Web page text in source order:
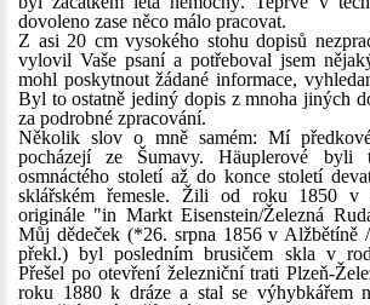
dovoleno zase něco málo pracovat.
Z asi 20 cm vysokého stohu dopisů
vylovil Vaše psaní a potřeboval jsem
mohl poskytnout žádané informace,
Byl to ostatně jediný dopis z mnoha jiných
za podrobné zpracování.
Několik slov o mně samém: Mí
pocházejí ze Šumavy. Häuplerové byli
osmnáctého století až do konce století
sklářském řemesle. Žili od roku 1850 v
originále "in Markt Eisenstein/Železná
Můj dědeček (*26. srpna 1856 v Alžbětíně
překl.) byl posledním brusičem skla v
Přešel po otevření železniční trati Plzeň-
roku 1880 k dráze a stal se výhybkářem